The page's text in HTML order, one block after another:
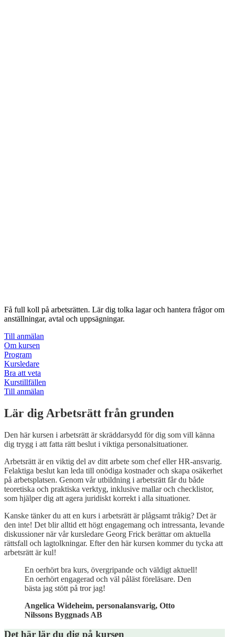
Få full koll på arbetsrätten. Lär dig tolka lagar och hantera frågor om
anställningar, avtal och uppsägningar.
Till anmälan
Om kursen
Program
Kursledare
Bra att veta
Kurstillfällen
Till anmälan
Lär dig Arbetsrätt från grunden
Den här kursen i arbetsrätt är skräddarsydd för dig som vill känna
dig trygg i att fatta rätt beslut i viktiga personalsituationer.
Arbetsrätt är en viktig del av ditt arbete som chef eller HR-ansvarig.
Felaktiga beslut kan leda till onödiga kostnader och skapa osäkerhet
på arbetsplatsen. Genom vår utbildning i arbetsrätt får du både
teoretiska och praktiska verktyg, inklusive mallar och checklistor,
som hjälper dig att agera juridiskt korrekt i alla situationer.
Kanske tänker du att en kurs i arbetsrätt är plågsamt tråkig? Det är
den inte! Det blir alltid ett högt engagemang och intressanta, levande
diskussioner när vår kursledare Georg Frick berättar om aktuella
rättsfall och lagtolkningar. Efter den här kursen kommer du tycka att
arbetsrätt är kul!
En oerhört bra kurs, övergripande och väldigt aktuell!
En oerhört engagerad och väl påläst föreläsare. Den
bästa jag stött på tror jag!
Angelica Wideheim, personalansvarig, Otto
Nilssons Byggnads AB
Det här lär du dig på kursen